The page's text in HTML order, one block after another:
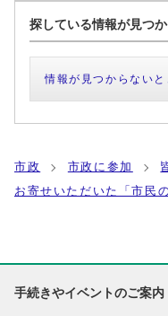
探している情報が見つ
情報が見つからないと
市政 市政に参加
お寄せいただいた「市民の
手続きやイベントのご案内